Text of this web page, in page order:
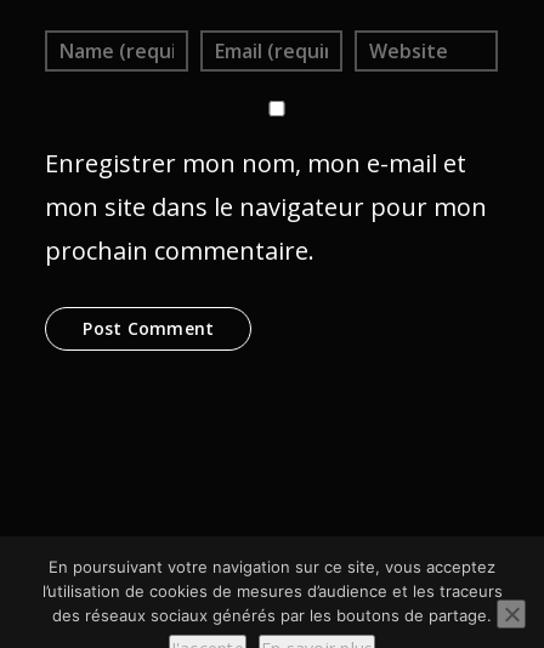
Enregistrer mon nom, mon e-mail et
mon site dans le navigateur pour mon
prochain commentaire.
© SCom Multimédia 2024
En poursuivant votre navigation sur ce site, vous acceptez
l’utilisation de cookies de mesures d’audience et les traceurs
des réseaux sociaux générés par les boutons de partage.